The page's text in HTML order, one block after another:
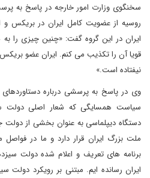
سخنگوی وزارت امور خارجه در پاسخ به
روسیه از عضویت کامل ایران در بریکس
ایران در این گروه گفت: «چنین چیزی را
قویا آن را تکذیب می کنم. ایران عضو
نیفتاده است.»
وی در پاسخ به پرسشی درباره
سیاست همسایگی که شعار اصلی دولت
دستگاه دیپلماسی به عنوان بخشی از دولت
ملت بزرگ ایران قرار دارد و ما در
برنامه های تعریف و اعلام شده دولت
ایران رسانده ایم. مبتنی بر رویکرد دولت